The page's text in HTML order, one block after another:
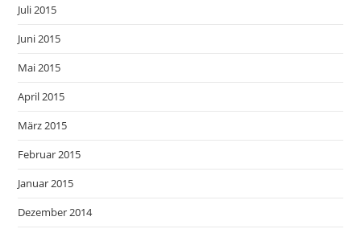
Juli 2015
Juni 2015
Mai 2015
April 2015
März 2015
Februar 2015
Januar 2015
Dezember 2014